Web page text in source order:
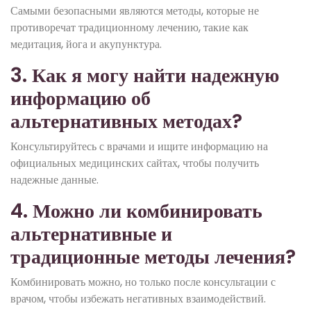
Самыми безопасными являются методы, которые не
противоречат традиционному лечению, такие как
медитация, йога и акупунктура.
3. Как я могу найти надежную
информацию об
альтернативных методах?
Консультируйтесь с врачами и ищите информацию на
официальных медицинских сайтах, чтобы получить
надежные данные.
4. Можно ли комбинировать
альтернативные и
традиционные методы лечения?
Комбинировать можно, но только после консультации с
врачом, чтобы избежать негативных взаимодействий.